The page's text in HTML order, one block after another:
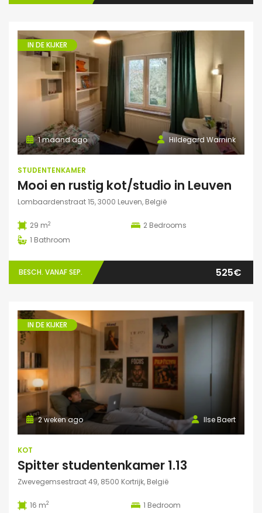
IN DE KIJKER
Hildegard Warnink
1 maand ago
STUDENTENKAMER
Mooi en rustig kot/studio in Leuven
Lombaardenstraat 15, 3000 Leuven, België
29 m2 2 Bedrooms
1 Bathroom
BESCH. VANAF SEP. 525€
IN DE KIJKER
Ilse Baert
2 weken ago
KOT
Spitter studentenkamer 1.13
Zwevegemsestraat 49, 8500 Kortrijk, België
16 m2 1 Bedroom